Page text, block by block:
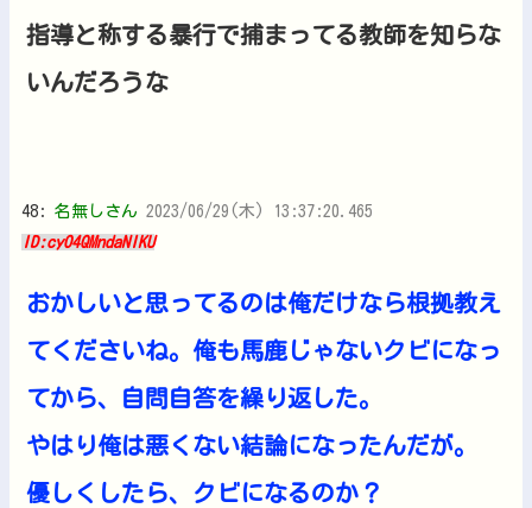
指導と称する暴行で捕まってる教師を知らな
いんだろうな
48: 名無しさん 2023/06/29(木) 13:37:20.465
ID:cyO4QMndaNIKU
おかしいと思ってるのは俺だけなら根拠教え
てくださいね。俺も馬鹿じゃないクビになっ
てから、自問自答を繰り返した。
やはり俺は悪くない結論になったんだが。
優しくしたら、クビになるのか？